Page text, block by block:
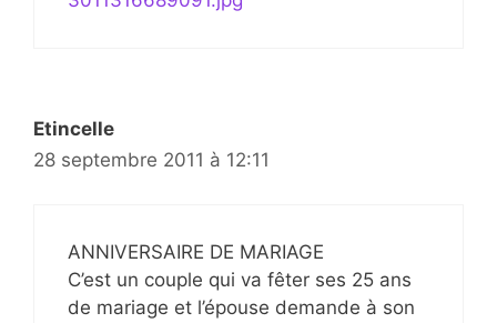
Etincelle
28 septembre 2011 à 12:11
ANNIVERSAIRE DE MARIAGE
C’est un couple qui va fêter ses 25 ans
de mariage et l’épouse demande à son